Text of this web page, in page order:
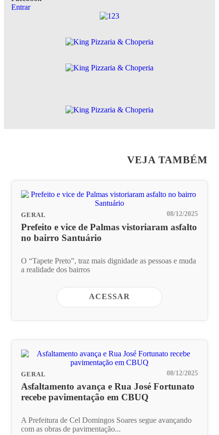
Entrar
VEJA TAMBÉM
GERAL 08/12/2025
Prefeito e vice de Palmas vistoriaram asfalto
no bairro Santuário
O “Tapete Preto”, traz mais dignidade as pessoas e muda
a realidade dos bairros
ACESSAR
GERAL 08/12/2025
Asfaltamento avança e Rua José Fortunato
recebe pavimentação em CBUQ
A Prefeitura de Cel Domingos Soares segue avançando
com as obras de pavimentação...